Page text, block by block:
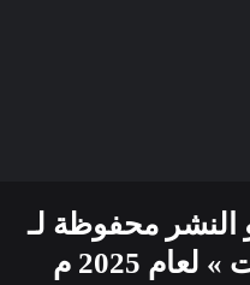
محفوظة لـ
2025 م